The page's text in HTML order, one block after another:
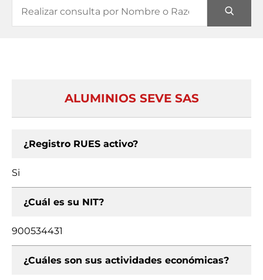
ALUMINIOS SEVE SAS
¿Registro RUES activo?
Si
¿Cuál es su NIT?
900534431
¿Cuáles son sus actividades económicas?